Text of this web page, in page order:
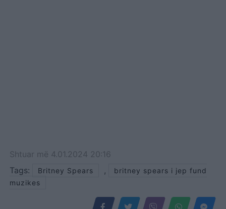
Shtuar më 4.01.2024 20:16
Tags:
Britney Spears ,
britney spears i jep fund
muzikes